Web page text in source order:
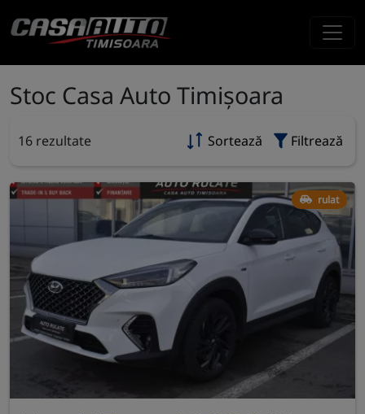
Stoc Casa Auto Timișoara
16 rezultate Sortează Filtrează
rulat